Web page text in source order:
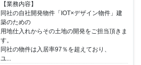
【業務内容】
同社の自社開発物件「IOT×デザイン物件」建
築のための
用地仕入れからその土地の開発をご担当頂きま
す。
同社の物件は入居率97％を超えており、
ユ...